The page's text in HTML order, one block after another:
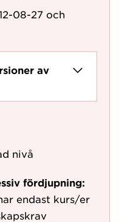
08-27 och
av
nivå
fördjupning:
endast kurs/er